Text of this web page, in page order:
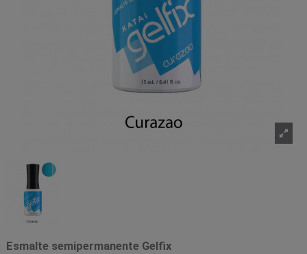
Esmalte semipermanente Gelfix